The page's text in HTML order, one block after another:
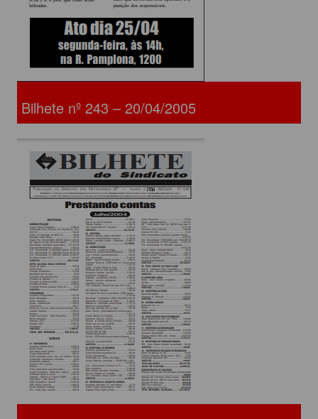
Bilhete nº 243 – 20/04/2005